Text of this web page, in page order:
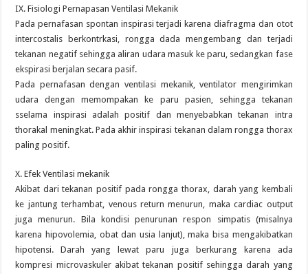
IX. Fisiologi Pernapasan Ventilasi Mekanik
Pada pernafasan spontan inspirasi terjadi karena diafragma dan otot
intercostalis berkontrkasi, rongga dada mengembang dan terjadi
tekanan negatif sehingga aliran udara masuk ke paru, sedangkan fase
ekspirasi berjalan secara pasif.
Pada pernafasan dengan ventilasi mekanik, ventilator mengirimkan
udara dengan memompakan ke paru pasien, sehingga tekanan
sselama inspirasi adalah positif dan menyebabkan tekanan intra
thorakal meningkat. Pada akhir inspirasi tekanan dalam rongga thorax
paling positif.
X. Efek Ventilasi mekanik
Akibat dari tekanan positif pada rongga thorax, darah yang kembali
ke jantung terhambat, venous return menurun, maka cardiac output
juga menurun. Bila kondisi penurunan respon simpatis (misalnya
karena hipovolemia, obat dan usia lanjut), maka bisa mengakibatkan
hipotensi. Darah yang lewat paru juga berkurang karena ada
kompresi microvaskuler akibat tekanan positif sehingga darah yang